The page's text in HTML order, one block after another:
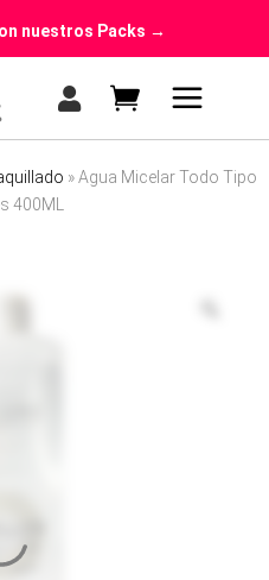
nuestros Packs →
cart.
»Agua Micelar Todo Tipo
400ML